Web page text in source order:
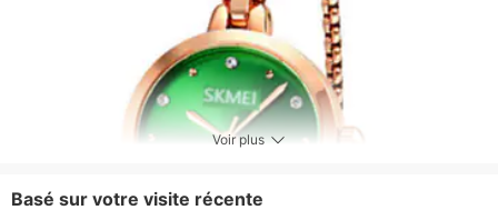
Voir plus
Basé sur votre visite récente